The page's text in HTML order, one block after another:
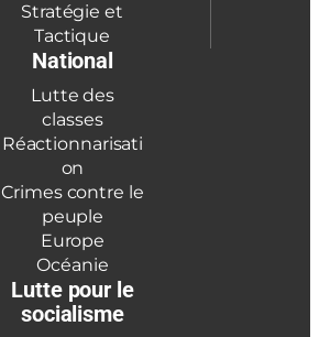
Stratégie et
Tactique
National
Lutte des
classes
Réactionnarisati
on
Crimes contre le
peuple
Europe
Océanie
Lutte pour le
socialisme